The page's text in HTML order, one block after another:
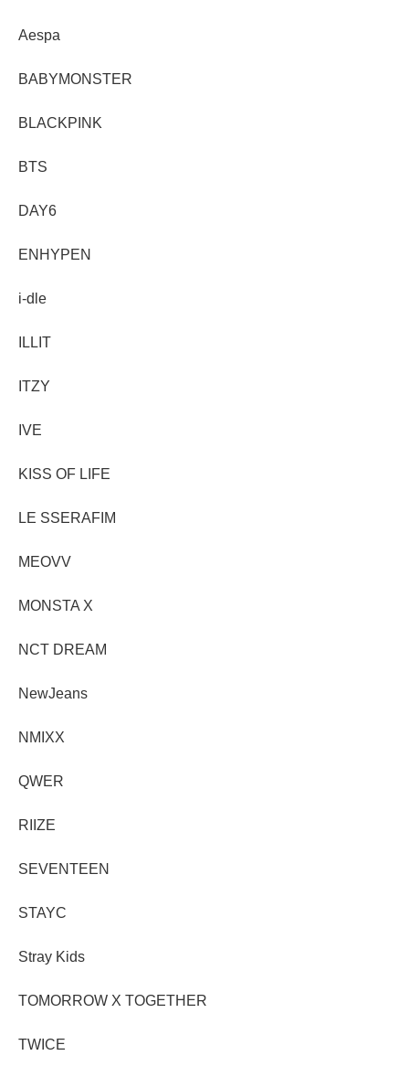
Aespa
BABYMONSTER
BLACKPINK
BTS
DAY6
ENHYPEN
i-dle
ILLIT
ITZY
IVE
KISS OF LIFE
LE SSERAFIM
MEOVV
MONSTA X
NCT DREAM
NewJeans
NMIXX
QWER
RIIZE
SEVENTEEN
STAYC
Stray Kids
TOMORROW X TOGETHER
TWICE